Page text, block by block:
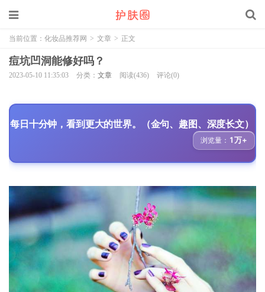
当前位置： 化妆品推荐网 > 文章 > 正文
痘坑凹洞能修好吗？
2023-05-10 11:35:03 分类： 文章 阅读(436) 评论(0)
每日十分钟，看到更大的世界。（金句、趣图、深度长文）
浏览量： 1万+